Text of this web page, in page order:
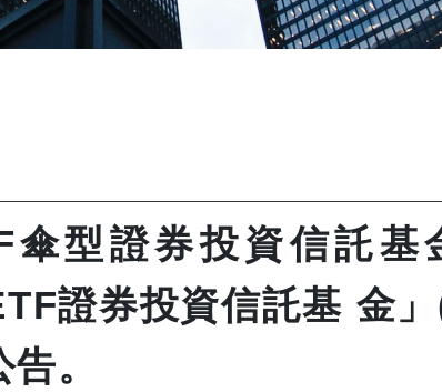
傘型證券投資信託
證券投資信託基 金
。